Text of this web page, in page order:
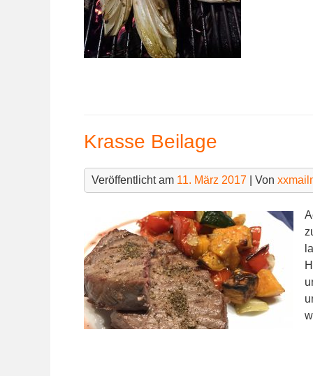
Krasse Beilage
Veröffentlicht am 11. März 2017 | Von